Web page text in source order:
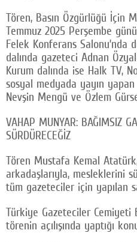
Tören, Basın Özgürlüğü İçin
Temmuz 2025 Perşembe
Felek Konferans Salonu’nda
dalında gazeteci Adnan
Kurum dalında ise Halk TV,
sosyal medyada yayın
Nevşin Mengü ve Özlem
VAHAP MUNYAR: BAĞIMSIZ
SÜRDÜRECEĞİZ
Tören Mustafa Kemal
arkadaşlarıyla, mesleklerini
tüm gazeteciler için yapılan
Türkiye Gazeteciler Cemiyeti
törenin açılışında yaptığı